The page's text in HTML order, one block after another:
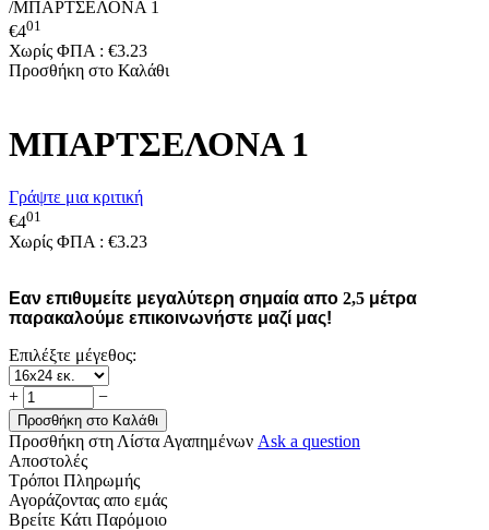
/ΜΠΑΡΤΣΕΛΟΝΑ 1
€401
Χωρίς ΦΠΑ : €3.23
Προσθήκη στο Καλάθι
ΜΠΑΡΤΣΕΛΟΝΑ 1
Γράψτε μια κριτική
€401
Χωρίς ΦΠΑ : €3.23
Εαν επιθυμείτε μεγαλύτερη σημαία απο 2,5 μέτρα
παρακαλούμε επικοινωνήστε μαζί μας!
Επιλέξτε μέγεθος:
+ −
Προσθήκη στο Καλάθι
Προσθήκη στη Λίστα Αγαπημένων Ask a question
Αποστολές
Τρόποι Πληρωμής
Αγοράζοντας απο εμάς
Βρείτε Κάτι Παρόμοιο